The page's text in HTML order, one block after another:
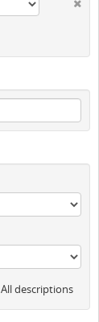
All descriptions